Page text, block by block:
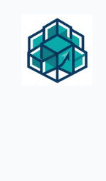
contenu